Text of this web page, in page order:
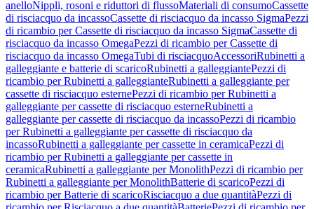
anelloNippli, rosoni e riduttori di flussoMateriali di consumoCassette
di risciacquo da incassoCassette di risciacquo da incasso SigmaPezzi
di ricambio per Cassette di risciacquo da incasso SigmaCassette di
risciacquo da incasso OmegaPezzi di ricambio per Cassette di
risciacquo da incasso OmegaTubi di risciacquoAccessoriRubinetti a
galleggiante e batterie di scaricoRubinetti a galleggiantePezzi di
ricambio per Rubinetti a galleggianteRubinetti a galleggiante per
cassette di risciacquo esternePezzi di ricambio per Rubinetti a
galleggiante per cassette di risciacquo esterneRubinetti a
galleggiante per cassette di risciacquo da incassoPezzi di ricambio
per Rubinetti a galleggiante per cassette di risciacquo da
incassoRubinetti a galleggiante per cassette in ceramicaPezzi di
ricambio per Rubinetti a galleggiante per cassette in
ceramicaRubinetti a galleggiante per MonolithPezzi di ricambio per
Rubinetti a galleggiante per MonolithBatterie di scaricoPezzi di
ricambio per Batterie di scaricoRisciacquo a due quantitàPezzi di